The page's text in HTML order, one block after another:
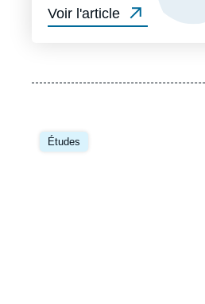
Voir l'article
Études
Image
principale